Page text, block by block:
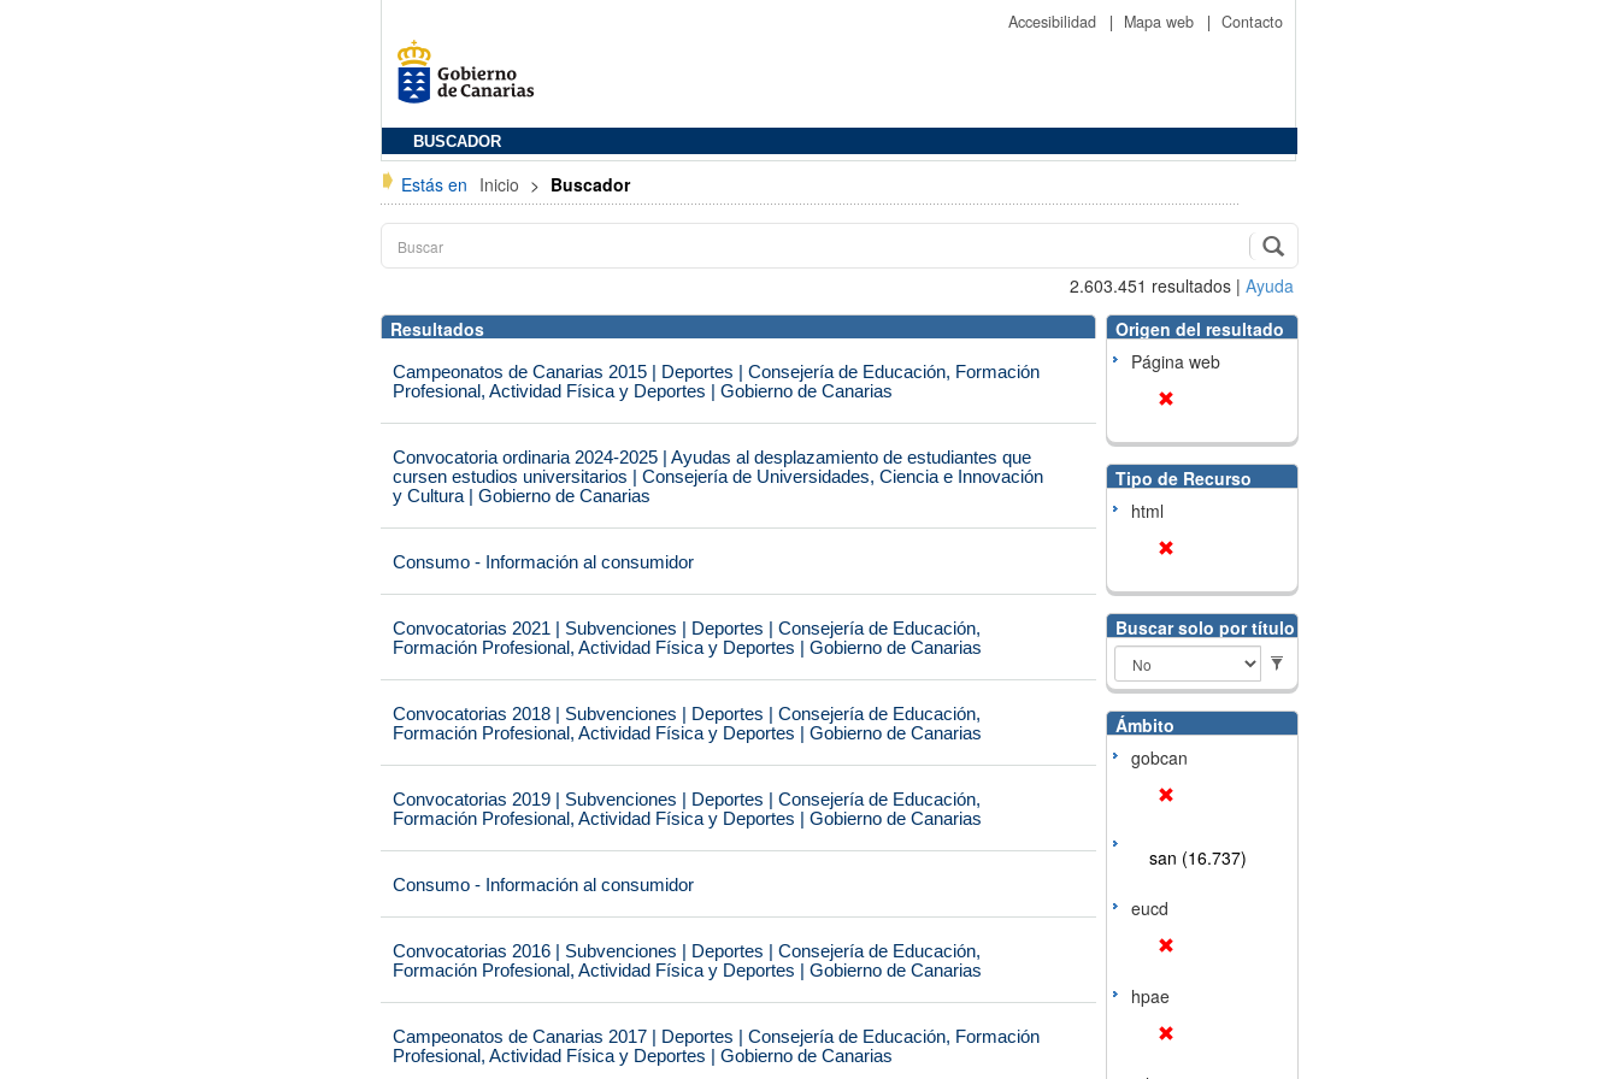
Accesibilidad | Mapa web | Contacto
BUSCADOR
Estás en Inicio > Buscador
2.603.451 resultados | Ayuda
Resultados
Campeonatos de Canarias 2015 | Deportes | Consejería de Educación, Formación
Profesional, Actividad Física y Deportes | Gobierno de Canarias
Convocatoria ordinaria 2024-2025 | Ayudas al desplazamiento de estudiantes que
cursen estudios universitarios | Consejería de Universidades, Ciencia e Innovación
y Cultura | Gobierno de Canarias
Consumo - Información al consumidor
Convocatorias 2021 | Subvenciones | Deportes | Consejería de Educación,
Formación Profesional, Actividad Física y Deportes | Gobierno de Canarias
Convocatorias 2018 | Subvenciones | Deportes | Consejería de Educación,
Formación Profesional, Actividad Física y Deportes | Gobierno de Canarias
Convocatorias 2019 | Subvenciones | Deportes | Consejería de Educación,
Formación Profesional, Actividad Física y Deportes | Gobierno de Canarias
Consumo - Información al consumidor
Convocatorias 2016 | Subvenciones | Deportes | Consejería de Educación,
Formación Profesional, Actividad Física y Deportes | Gobierno de Canarias
Campeonatos de Canarias 2017 | Deportes | Consejería de Educación, Formación
Profesional, Actividad Física y Deportes | Gobierno de Canarias
Origen del resultado
Página web
Tipo de Recurso
html
Buscar solo por título
Ámbito
gobcan
san (16.737)
eucd
hpae